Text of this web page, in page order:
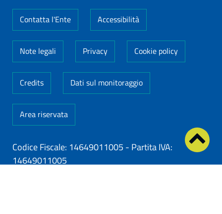
Contatta l'Ente Accessibilità
Note legali Privacy Cookie policy
Credits Dati sul monitoraggio
Area riservata
Codice Fiscale: 14649011005 - Partita IVA:
14649011005